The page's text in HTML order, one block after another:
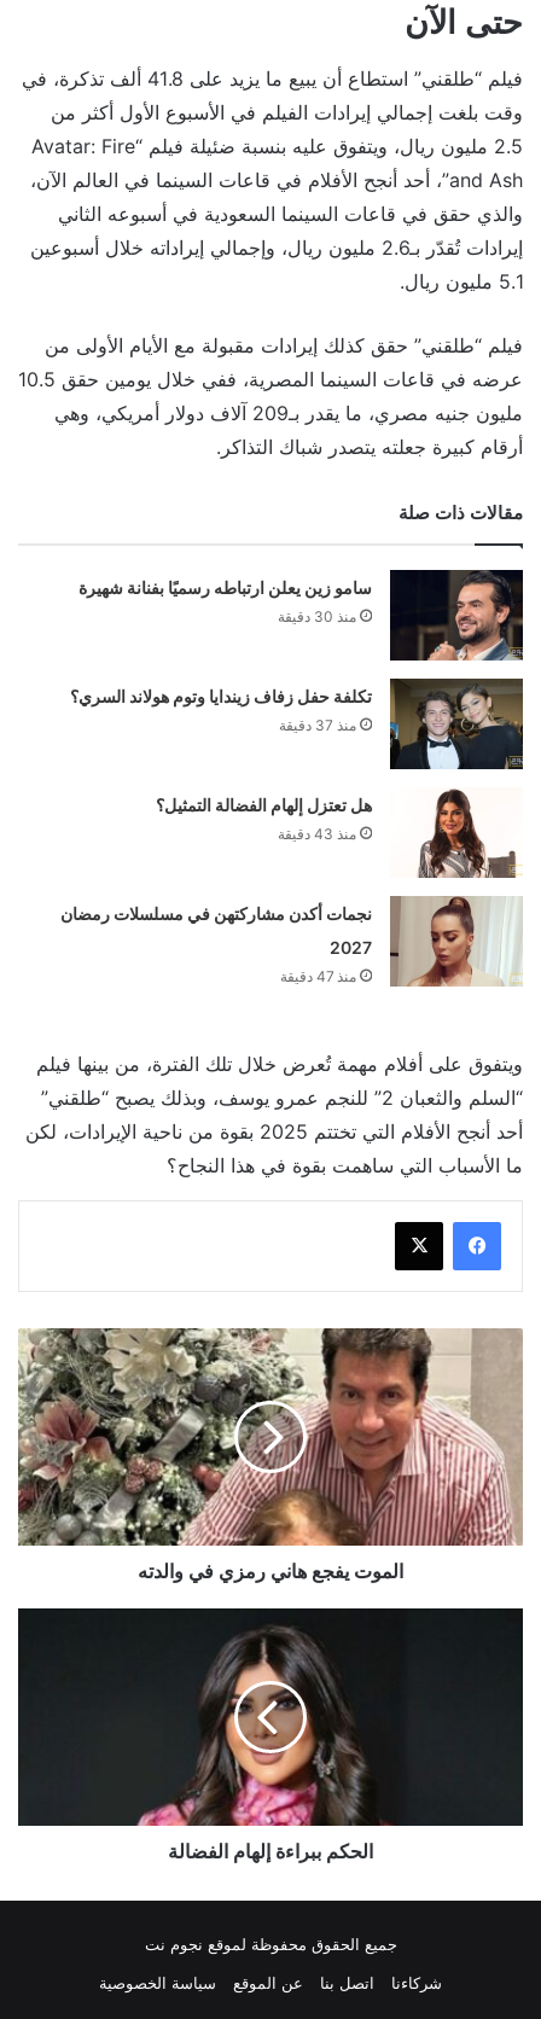
حتى الآن
فيلم “طلقني” استطاع أن يبيع ما يزيد على 41.8 ألف تذكرة، في
وقت بلغت إجمالي إيرادات الفيلم في الأسبوع الأول أكثر من
2.5 مليون ريال، ويتفوق عليه بنسبة ضئيلة فيلم “Avatar: Fire
and Ash”، أحد أنجح الأفلام في قاعات السينما في العالم الآن،
والذي حقق في قاعات السينما السعودية في أسبوعه الثاني
إيرادات تُقدّر بـ2.6 مليون ريال، وإجمالي إيراداته خلال أسبوعين
5.1 مليون ريال.
فيلم “طلقني” حقق كذلك إيرادات مقبولة مع الأيام الأولى من
عرضه في قاعات السينما المصرية، ففي خلال يومين حقق 10.5
مليون جنيه مصري، ما يقدر بـ209 آلاف دولار أمريكي، وهي
أرقام كبيرة جعلته يتصدر شباك التذاكر.
مقالات ذات صلة
سامو زين يعلن ارتباطه رسميًا بفنانة شهيرة
منذ 30 دقيقة
تكلفة حفل زفاف زيندايا وتوم هولاند السري؟
منذ 37 دقيقة
هل تعتزل إلهام الفضالة التمثيل؟
منذ 43 دقيقة
نجمات أكدن مشاركتهن في مسلسلات رمضان
2027
منذ 47 دقيقة
ويتفوق على أفلام مهمة تُعرض خلال تلك الفترة، من بينها فيلم
“السلم والثعبان 2” للنجم عمرو يوسف، وبذلك يصبح “طلقني”
أحد أنجح الأفلام التي تختتم 2025 بقوة من ناحية الإيرادات، لكن
ما الأسباب التي ساهمت بقوة في هذا النجاح؟
يفجع
في
والدته
الموت يفجع هاني رمزي في والدته
الحكم ببراءة إلهام الفضالة
جميع الحقوق محفوظة لموقع نجوم نت
شركاءنا
اتصل بنا عن الموقع سياسة الخصوصية